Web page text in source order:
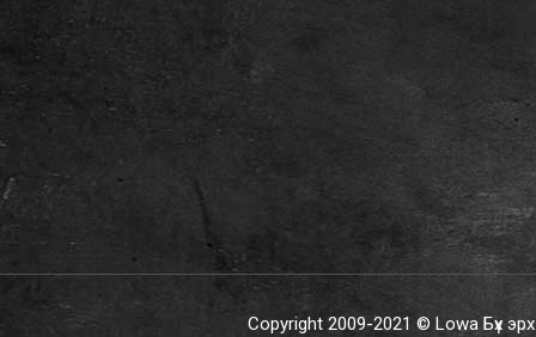
Copyright 2009-2021 © Lowa Бүх